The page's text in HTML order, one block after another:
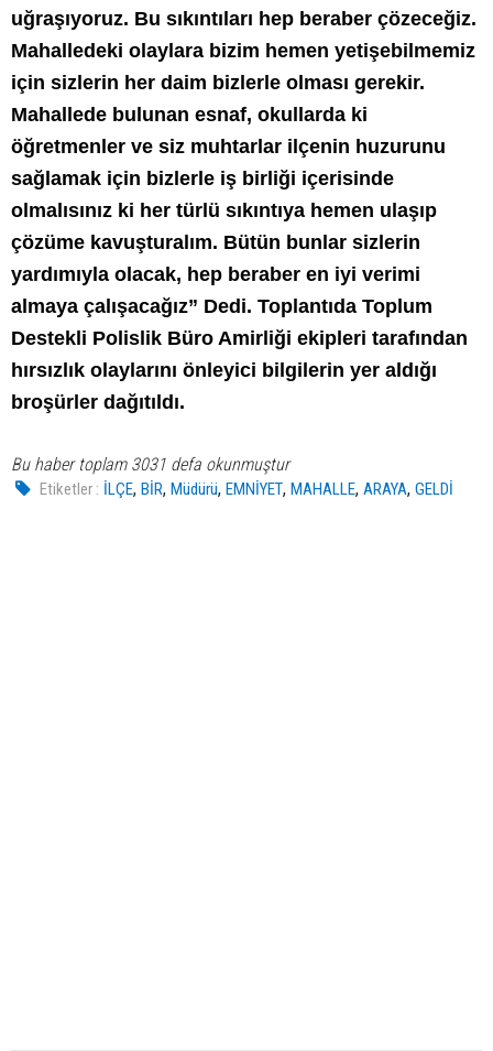
uğraşıyoruz. Bu sıkıntıları hep beraber çözeceğiz.
Mahalledeki olaylara bizim hemen yetişebilmemiz
için sizlerin her daim bizlerle olması gerekir.
Mahallede bulunan esnaf, okullarda ki
öğretmenler ve siz muhtarlar ilçenin huzurunu
sağlamak için bizlerle iş birliği içerisinde
olmalısınız ki her türlü sıkıntıya hemen ulaşıp
çözüme kavuşturalım. Bütün bunlar sizlerin
yardımıyla olacak, hep beraber en iyi verimi
almaya çalışacağız” Dedi. Toplantıda Toplum
Destekli Polislik Büro Amirliği ekipleri tarafından
hırsızlık olaylarını önleyici bilgilerin yer aldığı
broşürler dağıtıldı.
Bu haber toplam 3031 defa okunmuştur
Etiketler : İLÇE,BİR,Müdürü,EMNİYET,MAHALLE,ARAYA,GELDİ